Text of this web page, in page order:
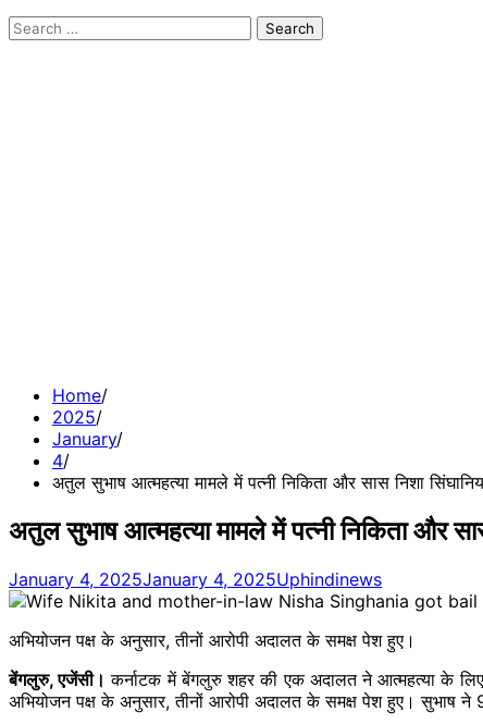
Search
Home
2025
January
4
अतुल सुभाष आत्महत्या मामले में पत्नी निकिता और सास निशा
अतुल सुभाष आत्महत्या मामले में पत्नी निकिता और
January 4, 2025January 4, 2025Uphindinews
अभियोजन पक्ष के अनुसार, तीनों आरोपी अदालत के समक्ष पेश हुए।
बेंगलुरु, एजेंसी। कर्नाटक में बेंगलुरु शहर की एक अदालत ने आत्महत्या के लिए
अभियोजन पक्ष के अनुसार, तीनों आरोपी अदालत के समक्ष पेश हुए। सुभाष